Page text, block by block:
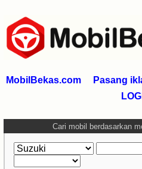
MobilBekas.com Pasang
Cari mobil berdasarkan